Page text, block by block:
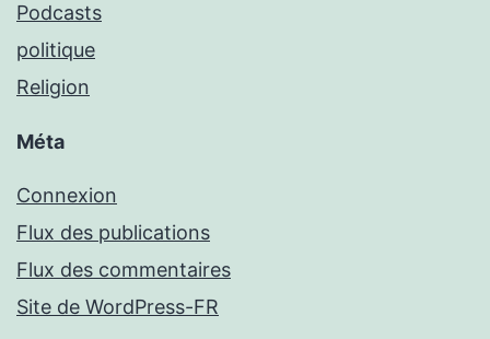
Podcasts
politique
Religion
Méta
Connexion
Flux des publications
Flux des commentaires
Site de WordPress-FR